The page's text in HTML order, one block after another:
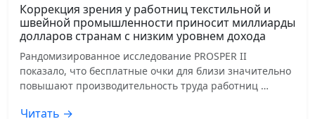
Коррекция зрения у работниц текстильной и
швейной промышленности приносит миллиарды
долларов странам с низким уровнем дохода
Рандомизированное исследование PROSPER II
показало, что бесплатные очки для близи значительно
повышают производительность труда работниц …
Читать →